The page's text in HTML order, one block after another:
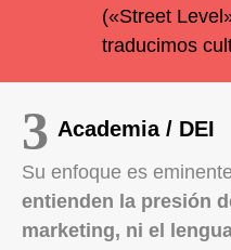
(«Street
traducimos
Academia / DEI
Su enfoque es
entienden la presión
marketing, ni el